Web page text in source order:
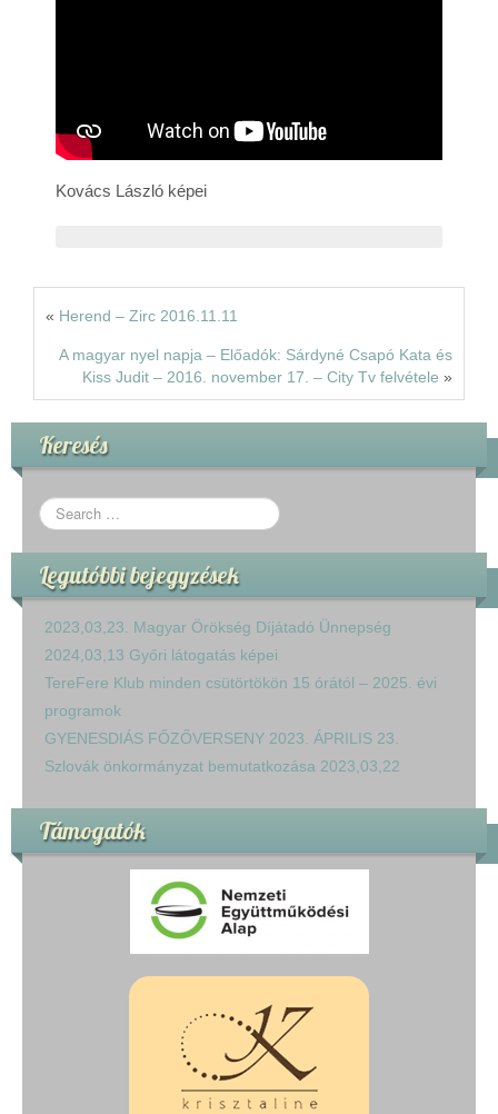
Kovács László képei
« Herend – Zirc 2016.11.11
A magyar nyel napja – Előadók: Sárdyné Csapó Kata és
Kiss Judit – 2016. november 17. – City Tv felvétele »
Keresés
Legutóbbi bejegyzések
2023,03,23. Magyar Örökség Díjátadó Ünnepség
2024,03,13 Győri látogatás képei
TereFere Klub minden csütörtökön 15 órától – 2025. évi
programok
GYENESDIÁS FŐZŐVERSENY 2023. ÁPRILIS 23.
Szlovák önkormányzat bemutatkozása 2023,03,22
Támogatók